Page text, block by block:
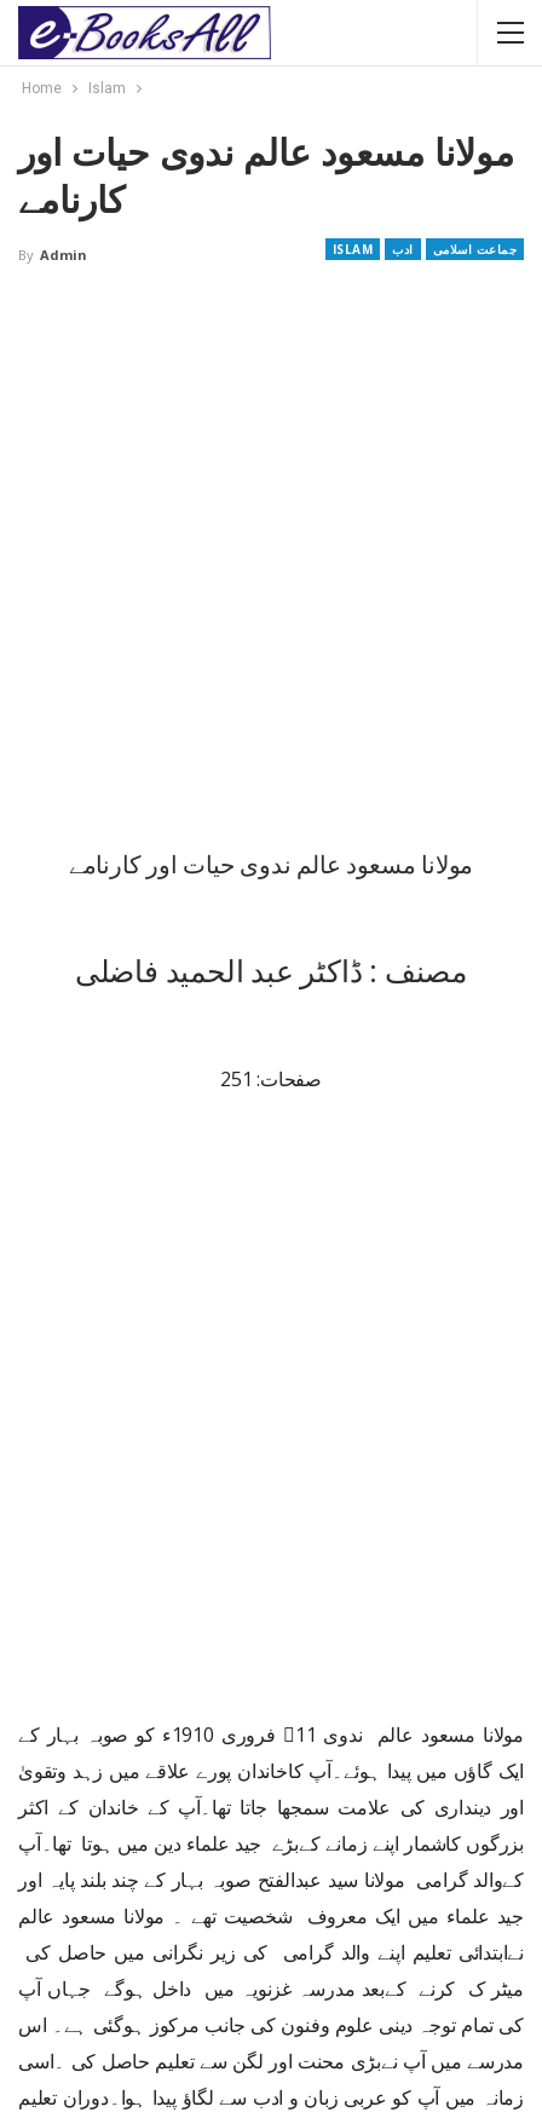
Home Islam
مولانا مسعود عالم ندوی حیات اور
کارنامے
ISLAM ادب جماعت اسلامی By Admin
مولانا مسعود عالم ندوی حیات اور کارنامے
مصنف : ڈاکٹر عبد الحمید فاضلی
صفحات: 251
مولانا مسعود عالم ندوی ﷫11 فروری 1910ء کو صوبہ بہار کے
ایک گاؤں میں پیدا ہوئے۔آپ کاخاندان پورے علاقے میں زہد وتقویٰ
اور دینداری کی علامت سمجھا جاتا تھا۔آپ کے خاندان کے اکثر
بزرگوں کاشمار اپنے زمانے کےبڑے جید علماء دین میں ہوتا تھا۔آپ
کےوالد گرامی مولانا سید عبدالفتح صوبہ بہار کے چند بلند پایہ اور
جید علماء میں ایک معروف شخصیت تھے ۔ مولانا مسعود عالم
نےابتدائی تعلیم اپنے والد گرامی کی زیر نگرانی میں حاصل کی
میٹر ک کرنے کےبعد مدرسہ غزنویہ میں داخل ہوگے جہاں آپ
کی تمام توجہ دینی علوم وفنون کی جانب مرکوز ہوگئی ہے۔ اس
مدرسے میں آپ نےبڑی محنت اور لگن سے تعلیم حاصل کی ۔اسی
زمانہ میں آپ کو عربی زبان و ادب سے لگاؤ پیدا ہوا۔دوران تعلیم